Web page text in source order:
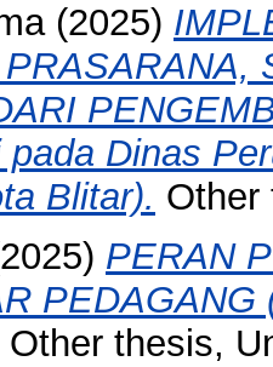
(2025)
Dinas
Blitar). Other
PERAN
Other thesis,